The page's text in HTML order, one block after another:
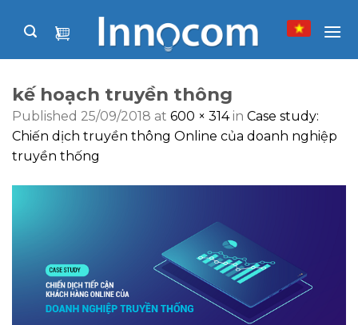
kế hoạch truyền thông
Published 25/09/2018 at 600 × 314in Case study:
Chiến dịch truyền thông Online của doanh nghiệp
truyền thống